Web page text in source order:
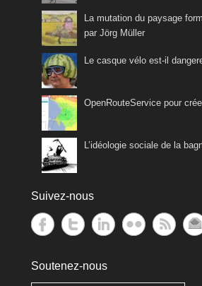
La mutation du paysage
par Jörg Müller
Le casque vélo est-il
OpenRouteService pour
L’idéologie sociale de la
Suivez-nous
Soutenez-nous